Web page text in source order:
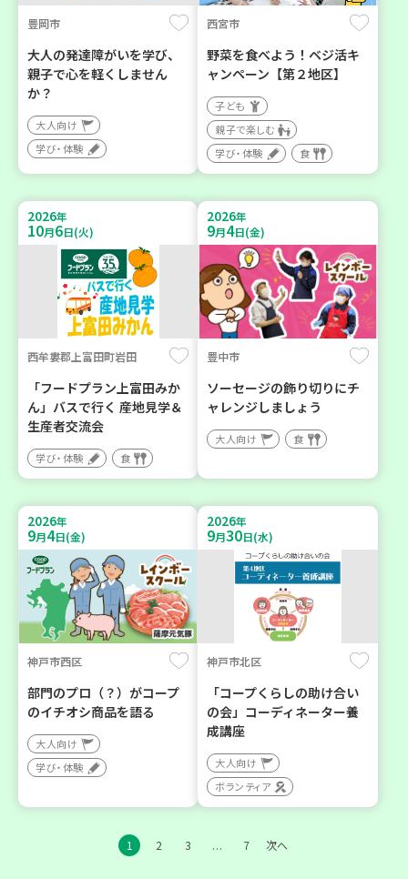
豊岡市
大人の発達障がいを学び、
親子で心を軽くしません
か？
大人向け
学び・体験
西宮市
野菜を食べよう！ベジ活キ
ャンペーン【第２地区】
子ども
親子で楽しむ
学び・体験
食
2026年
10月6日(火)
西牟婁郡上富田町岩田
「フードプラン上富田みか
ん」バスで行く 産地見学＆
生産者交流会
学び・体験 食
2026年
9月4日(金)
豊中市
ソーセージの飾り切りにチ
ャレンジしましょう
大人向け 食
2026年
9月4日(金)
神戸市西区
部門のプロ（？）がコープ
のイチオシ商品を語る
大人向け
学び・体験
2026年
9月30日(水)
神戸市北区
「コープくらしの助け合い
の会」コーディネーター養
成講座
大人向け
ボランティア
1 2 3 … 7 次へ